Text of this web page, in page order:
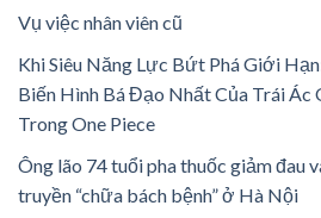
Vụ việc nhân viên cũ
Khi Siêu Năng Lực Bứt Phá Giới
Biến Hình Bá Đạo Nhất Của Trái Ác
Trong One Piece
Ông lão 74 tuổi pha thuốc giảm đau
truyền “chữa bách bệnh” ở Hà Nội